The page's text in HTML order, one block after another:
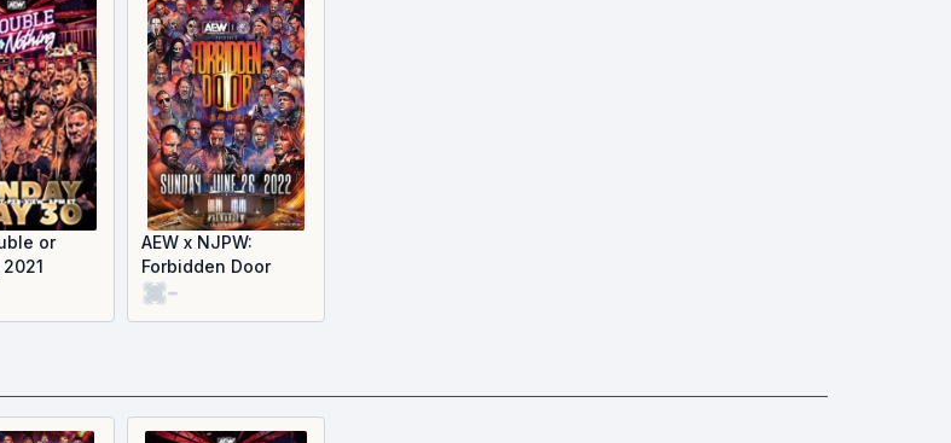
or
AEW x NJPW:
Forbidden Door
-